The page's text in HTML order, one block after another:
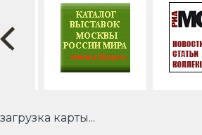
загрузка карты...